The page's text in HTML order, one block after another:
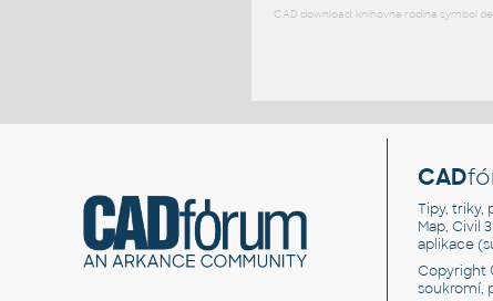
CAD download: knihovna rodina symbol
CAD
Tipy, triky,
Map, Civil
aplikace
Copyright
soukromí,